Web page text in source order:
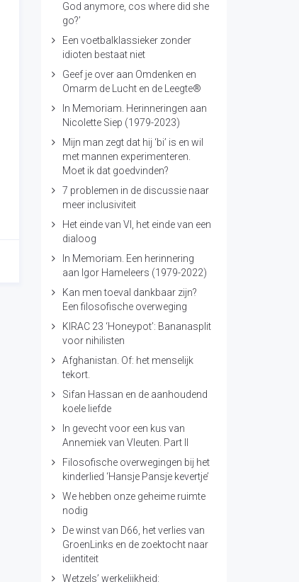
God anymore, cos where did she
go?’
Een voetbalklassieker zonder
idioten bestaat niet
Geef je over aan Omdenken en
Omarm de Lucht en de Leegte®
In Memoriam. Herinneringen aan
Nicolette Siep (1979-2023)
Mijn man zegt dat hij ‘bi’ is en wil
met mannen experimenteren.
Moet ik dat goedvinden?
7 problemen in de discussie naar
meer inclusiviteit
Het einde van VI, het einde van een
dialoog
In Memoriam. Een herinnering
aan Igor Hameleers (1979-2022)
Kan men toeval dankbaar zijn?
Een filosofische overweging
KIRAC 23 ‘Honeypot’: Bananasplit
voor nihilisten
Afghanistan. Of: het menselijk
tekort.
Sifan Hassan en de aanhoudend
koele liefde
In gevecht voor een kus van
Annemiek van Vleuten. Part II
Filosofische overwegingen bij het
kinderlied ‘Hansje Pansje kevertje’
We hebben onze geheime ruimte
nodig
De winst van D66, het verlies van
GroenLinks en de zoektocht naar
identiteit
Wetzels’ werkelijkheid: